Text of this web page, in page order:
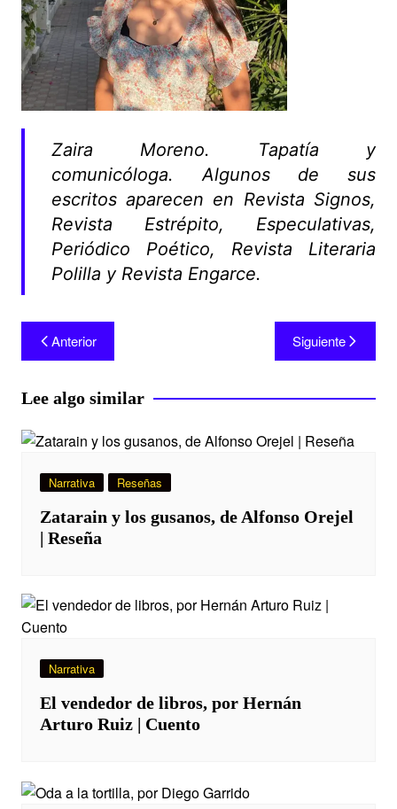
Zaira Moreno. Tapatía y
comunicóloga. Algunos de sus
escritos aparecen en Revista Signos,
Revista Estrépito, Especulativas,
Periódico Poético, Revista Literaria
Polilla y Revista Engarce.
Anterior Siguiente
Lee algo similar
Narrativa Reseñas
Zatarain y los gusanos, de Alfonso Orejel
| Reseña
Narrativa
El vendedor de libros, por Hernán
Arturo Ruiz | Cuento